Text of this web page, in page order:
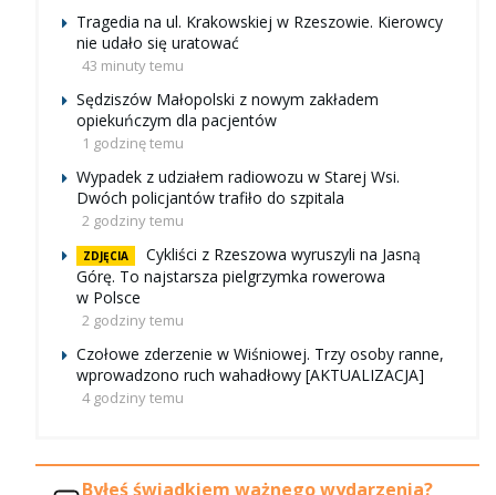
Tragedia na ul. Krakowskiej w Rzeszowie. Kierowcy
nie udało się uratować
43 minuty temu
Sędziszów Małopolski z nowym zakładem
opiekuńczym dla pacjentów
1 godzinę temu
Wypadek z udziałem radiowozu w Starej Wsi.
Dwóch policjantów trafiło do szpitala
2 godziny temu
ZDJĘCIA
Cykliści z Rzeszowa wyruszyli na Jasną
Górę. To najstarsza pielgrzymka rowerowa
w Polsce
2 godziny temu
Czołowe zderzenie w Wiśniowej. Trzy osoby ranne,
wprowadzono ruch wahadłowy [AKTUALIZACJA]
4 godziny temu
Byłeś świadkiem ważnego wydarzenia?